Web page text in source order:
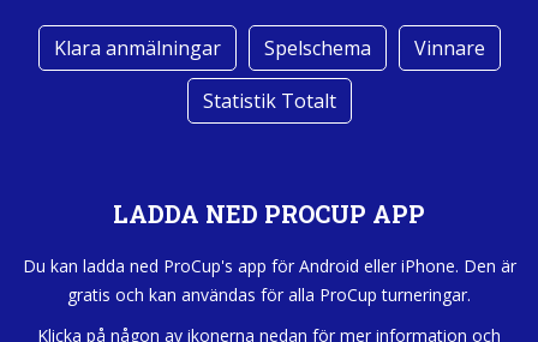
Klara anmälningar Spelschema
Vinnare
Statistik Totalt
LADDA NED PROCUP APP
Du kan ladda ned ProCup's app för Android eller iPhone. Den är
gratis och kan användas för alla ProCup turneringar.
Klicka på någon av ikonerna nedan för mer information och